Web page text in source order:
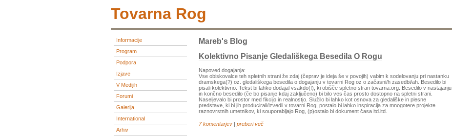
Tovarna Rog
Informacije
Program
Podpora
Izjave
V Medijih
Forumi
Galerija
International
Arhiv
Mareb's Blog
Kolektivno Pisanje Gledališkega Besedila O Rogu
Napoved dogajanja:
Vse obiskovalce teh spletnih strani že zdaj (čeprav je ideja še v povojih) vabim k sodelovanju pri nastanku
dramskega(?) oz. gledališkega besedila o dogajanju v tovarni Rog oz o začasni/h zasedbi/ah. Besedilo bi
pisali kolektivno. Tekst bi lahko dodajal vsakdo(!), ki obišče spletno stran tovarna.org. Besedilo v nastajanju
in končno besedilo (če bo pisanje kdaj zaključeno) bi bilo ves čas prosto dostopno na spletni strani.
Naseljevalo bi prostor med fikcijo in realnostjo. Služilo bi lahko kot osnova za gledališke in plesne
predstave, ki bi jih producirali/izvedli v tovarni Rog, postalo bi lahko inspiracija za mnogotere projekte
raznovrstnih umetnikov, ki souporabljajo Rog, (p)ostalo bi dokument časa itd.itd.
7 komentarjev preberi več